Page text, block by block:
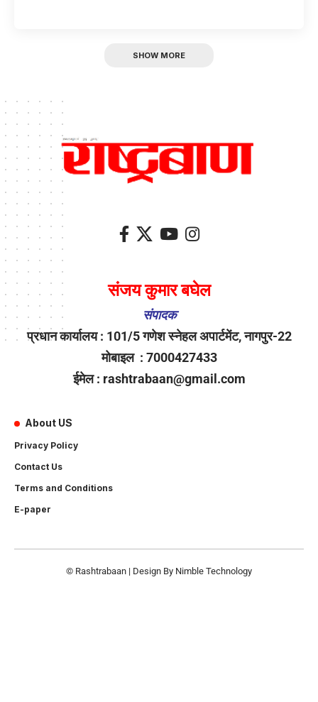
SHOW MORE
संजय कुमार बघेल
संपादक
प्रधान कार्यालय : 101/5 गणेश स्नेहल अपार्टमेंट, नागपुर-22
मोबाइल : 7000427433
ईमेल : rashtrabaan@gmail.com
About US
Privacy Policy
Contact Us
Terms and Conditions
E-paper
© Rashtrabaan | Design By Nimble Technology